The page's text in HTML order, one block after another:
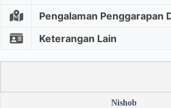
Pengalaman Penggarapan
Keterangan Lain
Nishob